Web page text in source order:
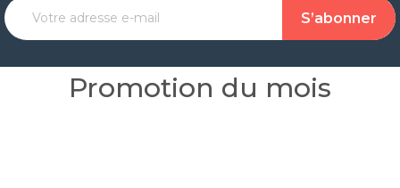
Promotion du mois